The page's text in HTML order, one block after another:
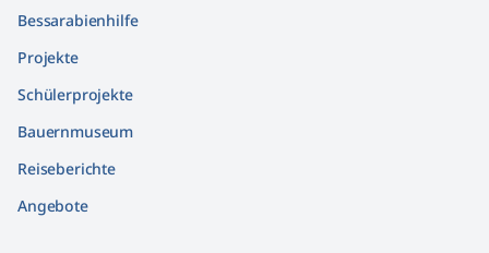
Bessarabienhilfe
Projekte
Schülerprojekte
Bauernmuseum
Reiseberichte
Angebote